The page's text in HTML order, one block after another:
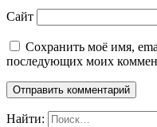
Сайт
Сохранить моё имя,
последующих моих
Найти: